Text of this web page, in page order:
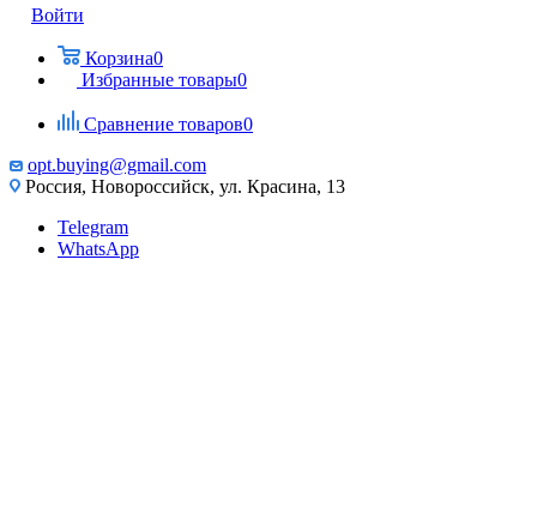
Войти
Корзина0
Избранные товары0
Сравнение товаров0
opt.buying@gmail.com
Россия, Новороссийск, ул. Красина, 13
Telegram
WhatsApp